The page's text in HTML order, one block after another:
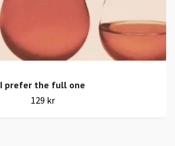
I prefer the full one
129 kr